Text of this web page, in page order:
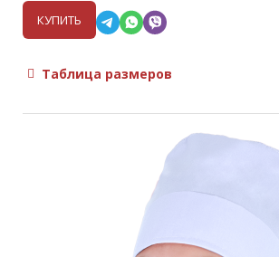
КУПИТЬ
Таблица размеров